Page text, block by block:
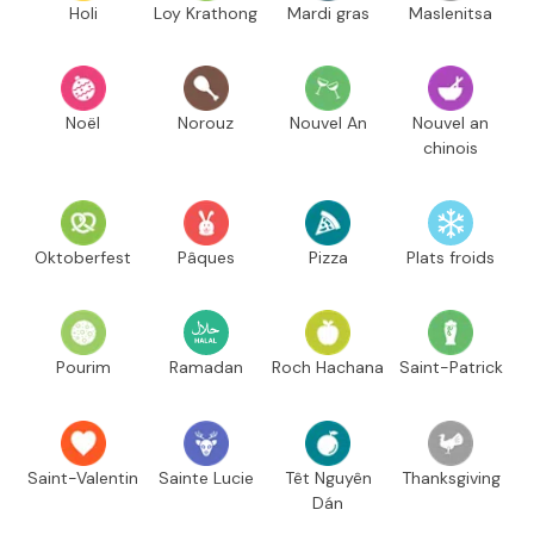
Holi Loy Krathong Mardi gras Maslenitsa
Noël Norouz Nouvel An
Nouvel an
chinois
Oktoberfest Pâques Pizza Plats froids
Pourim Ramadan Roch Hachana Saint-Patrick
Saint-Valentin Sainte Lucie
Têt Nguyên
Dán
Thanksgiving